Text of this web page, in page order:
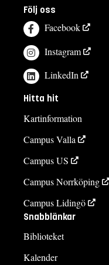
Följ oss
Facebook
Instagram
LinkedIn
Hitta hit
Kartinformation
Campus Valla
Campus US
Campus Norrköping
Campus Lidingö
Snabblänkar
Biblioteket
Kalender